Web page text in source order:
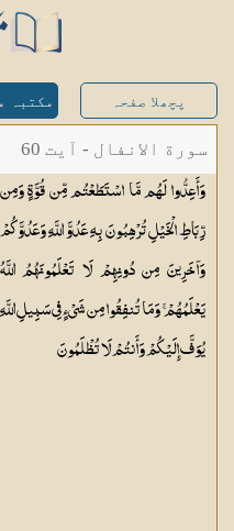
پچھلا صفحہ مکتبہ
سورة الانفال - آیت 60
وَأَعِدُّوا لَهُم مَّا اسْتَطَعْتُم مِّن قُوَّةٍ وَمِن
رِّبَاطِ الْخَيْلِ تُرْهِبُونَ بِهِ عَدُوَّ اللَّهِ وَعَدُوَّكُمْ
وَآخَرِينَ مِن دُونِهِمْ لَا تَعْلَمُونَهُمُ اللَّهُ
يَعْلَمُهُمْ ۚ وَمَا تُنفِقُوا مِن شَيْءٍ فِي سَبِيلِ اللَّهِ
يُوَفَّ إِلَيْكُمْ وَأَنتُمْ لَاتُظْلَمُونَ